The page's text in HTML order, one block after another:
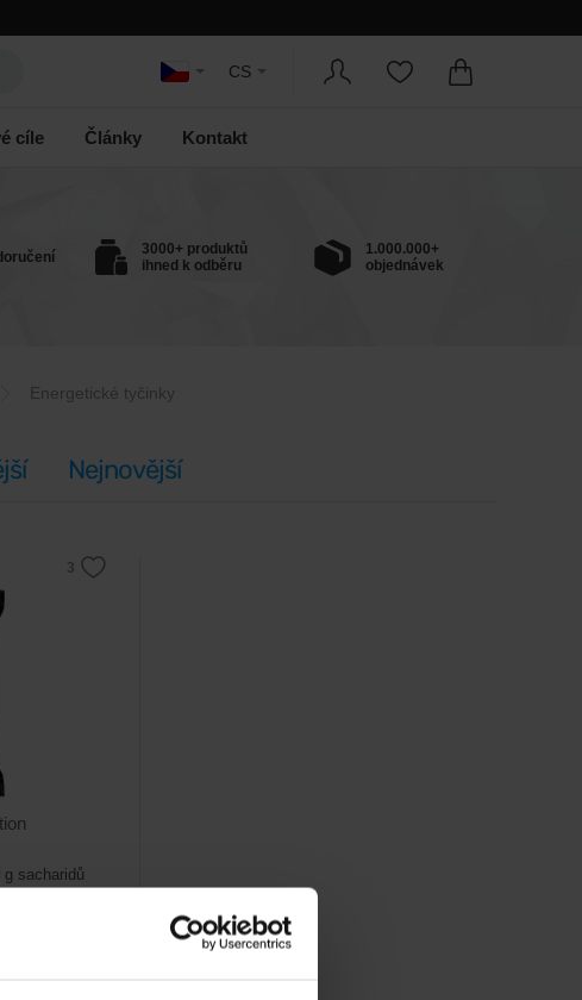
CS
cíle Články Kontakt
3000+ produktů
ihned k odběru
1.000.000+
objednávek
Energetické tyčinky
Nejnovější
sacharidů